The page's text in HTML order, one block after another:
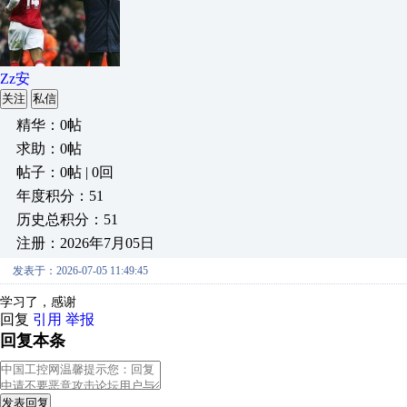
Zz安
关注 私信
精华：0帖
求助：0帖
帖子：0帖 | 0回
年度积分：51
历史总积分：51
注册：2026年7月05日
发表于：2026-07-05 11:49:45
学习了，感谢
回复 引用 举报
回复本条
发表回复